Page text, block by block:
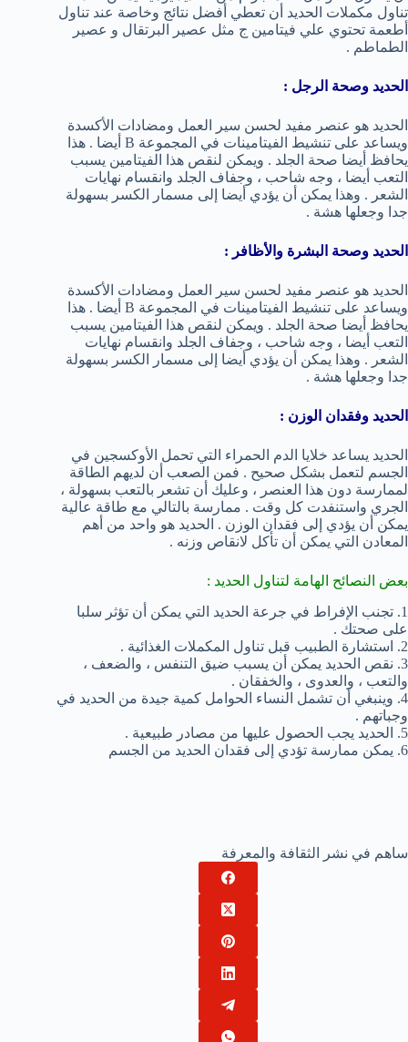
تناول مكملات الحديد أن تعطي أفضل نتائج وخاصة عند تناول
أطعمة تحتوي علي فيتامين ج مثل عصير البرتقال و عصير
الطماطم .
الحديد وصحة الرجل :
الحديد هو عنصر مفيد لحسن سير العمل ومضادات الأكسدة
ويساعد على تنشيط الفيتامينات في المجموعة B أيضا . هذا
يحافظ أيضا صحة الجلد . ويمكن لنقص هذا الفيتامين يسبب
التعب أيضا ، وجه شاحب ، وجفاف الجلد وانقسام نهايات
الشعر . وهذا يمكن أن يؤدي أيضا إلى مسمار الكسر بسهولة
جدا وجعلها هشة .
الحديد وصحة البشرة والأظافر :
الحديد هو عنصر مفيد لحسن سير العمل ومضادات الأكسدة
ويساعد على تنشيط الفيتامينات في المجموعة B أيضا . هذا
يحافظ أيضا صحة الجلد . ويمكن لنقص هذا الفيتامين يسبب
التعب أيضا ، وجه شاحب ، وجفاف الجلد وانقسام نهايات
الشعر . وهذا يمكن أن يؤدي أيضا إلى مسمار الكسر بسهولة
جدا وجعلها هشة .
الحديد وفقدان الوزن :
الحديد يساعد خلايا الدم الحمراء التي تحمل الأوكسجين في
الجسم لتعمل بشكل صحيح . فمن الصعب أن لديهم الطاقة
لممارسة دون هذا العنصر ، وعليك أن تشعر بالتعب بسهولة ،
الجري واستنفدت كل وقت . ممارسة بالتالي مع طاقة عالية
يمكن أن يؤدي إلى فقدان الوزن . الحديد هو واحد من أهم
المعادن التي يمكن أن تأكل لانقاص وزنه .
بعض النصائح الهامة لتناول الحديد :
1. تجنب الإفراط في جرعة الحديد التي يمكن أن تؤثر سلبا
على صحتك .
2. استشارة الطبيب قبل تناول المكملات الغذائية .
3. نقص الحديد يمكن أن يسبب ضيق التنفس ، والضعف ،
والتعب ، والعدوى ، والخفقان .
4. وينبغي أن تشمل النساء الحوامل كمية جيدة من الحديد في
وجباتهم .
5. الحديد يجب الحصول عليها من مصادر طبيعية .
6. يمكن ممارسة تؤدي إلى فقدان الحديد من الجسم
ساهم في نشر الثقافة والمعرفة